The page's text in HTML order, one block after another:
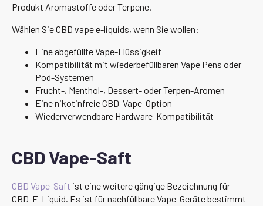
Produkt Aromastoffe oder Terpene.
Wählen Sie CBD vape e-liquids, wenn Sie wollen:
Eine abgefüllte Vape-Flüssigkeit
Kompatibilität mit wiederbefüllbaren Vape Pens oder
Pod-Systemen
Frucht-, Menthol-, Dessert- oder Terpen-Aromen
Eine nikotinfreie CBD-Vape-Option
Wiederverwendbare Hardware-Kompatibilität
CBD Vape-Saft
CBD Vape-Saft ist eine weitere gängige Bezeichnung für
CBD-E-Liquid. Es ist für nachfüllbare Vape-Geräte bestimmt